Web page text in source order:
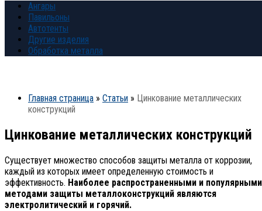
Ангары
Павильоны
Автотенты
Другие изделия
Обработка металла
Главная страница » Статьи » Цинкование металлических
конструкций
Цинкование металлических конструкций
Существует множество способов защиты металла от коррозии,
каждый из которых имеет определенную стоимость и
эффективность. Наиболее распространенными и популярными
методами защиты металлоконструкций являются
электролитический и горячий.